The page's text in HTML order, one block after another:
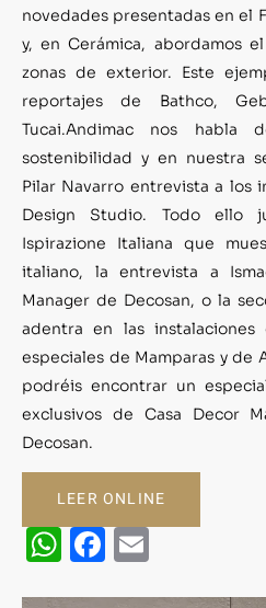
novedades presentadas en el
y, enCerámica, abordamos el
zonas de exterior. Este
reportajes de Bathco,Ge
Tucai.Andimac nos habla
sostenibilidad y en nuestra
Pilar Navarro entrevista a los
Design Studio. Todo ello
Ispirazione Italiana que
italiano, la entrevista a
Manager de Decosan, o la
adentra en las instalaciones
especiales de Mamparas y de
podréis encontrar un
exclusivos de Casa Decor
Decosan.
LEER ONLINE
WhatsApp
Facebook